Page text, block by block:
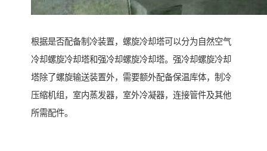
根据是否配备制冷装置，螺旋冷却塔可以分为自然空气
冷却螺旋冷却塔和强冷却螺旋冷却塔。强冷却螺旋冷却
塔除了螺旋输送装置外，需要额外配备保温库体，制冷
压缩机组，室内蒸发器，室外冷凝器，连接管件及其他
所需配件。